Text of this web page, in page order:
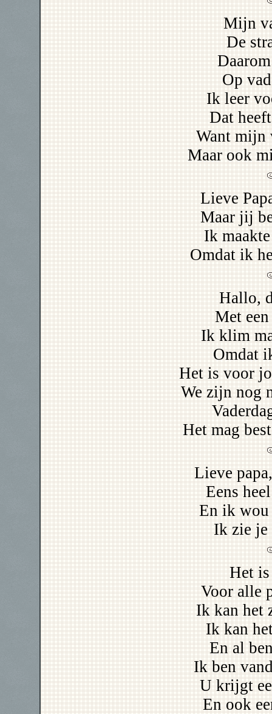
Mijn
De
Op
Ik leer
Dat
Want mijn
Maar ook
Lieve
Maar jij
Ik
Omdat ik
Hallo,
Met
Ik klim
Omdat
Het is voor
We zijn nog
Het mag
Lieve
Eens
En ik wou
Ik zie je
Het is
Voor alle
Ik kan het
Ik kan
En al
Ik ben
U krijgt
En ook